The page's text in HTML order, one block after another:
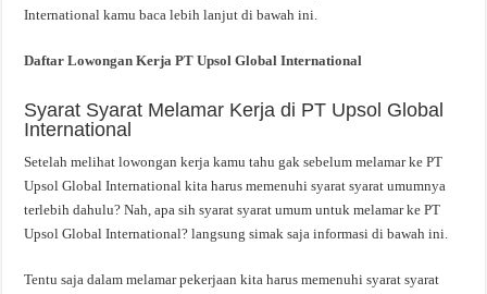
International kamu baca lebih lanjut di bawah ini.
Daftar Lowongan Kerja PT Upsol Global International
Syarat Syarat Melamar Kerja di PT Upsol Global
International
Setelah melihat lowongan kerja kamu tahu gak sebelum melamar ke PT
Upsol Global International kita harus memenuhi syarat syarat umumnya
terlebih dahulu? Nah, apa sih syarat syarat umum untuk melamar ke PT
Upsol Global International? langsung simak saja informasi di bawah ini.
Tentu saja dalam melamar pekerjaan kita harus memenuhi syarat syarat